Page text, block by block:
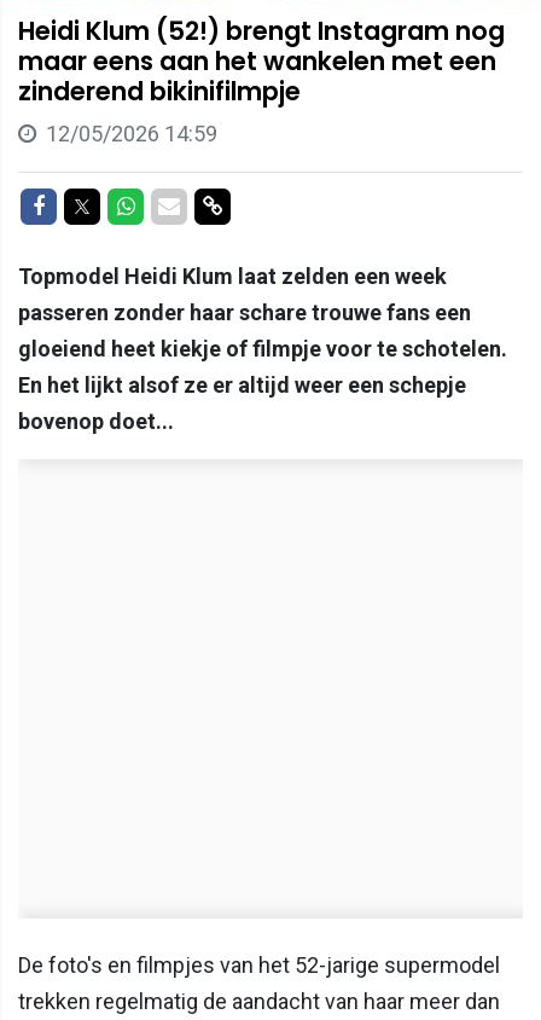
Heidi Klum (52!) brengt Instagram nog
maar eens aan het wankelen met een
zinderend bikinifilmpje
12/05/2026 14:59
Delen op Facebook
Delen op Twitter
Delen op Whatsapp
Delen via Mail
Delen via link
Topmodel Heidi Klum laat zelden een week
passeren zonder haar schare trouwe fans een
gloeiend heet kiekje of filmpje voor te schotelen.
En het lijkt alsof ze er altijd weer een schepje
bovenop doet...
De foto's en filmpjes van het 52-jarige supermodel
trekken regelmatig de aandacht van haar meer dan